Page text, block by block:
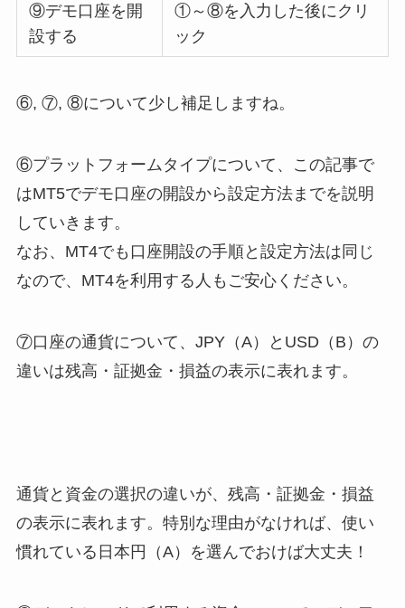
⑨デモ口座を開
設する
①～⑧を入力した後にクリ
ック
⑥, ⑦, ⑧について少し補足しますね。
⑥プラットフォームタイプについて、この記事で
はMT5でデモ口座の開設から設定方法までを説明
していきます。
なお、MT4でも口座開設の手順と設定方法は同じ
なので、MT4を利用する人もご安心ください。
⑦口座の通貨について、JPY（A）とUSD（B）の
違いは残高・証拠金・損益の表示に表れます。
通貨と資金の選択の違いが、残高・証拠金・損益
の表示に表れます。特別な理由がなければ、使い
慣れている日本円（A）を選んでおけば大丈夫！